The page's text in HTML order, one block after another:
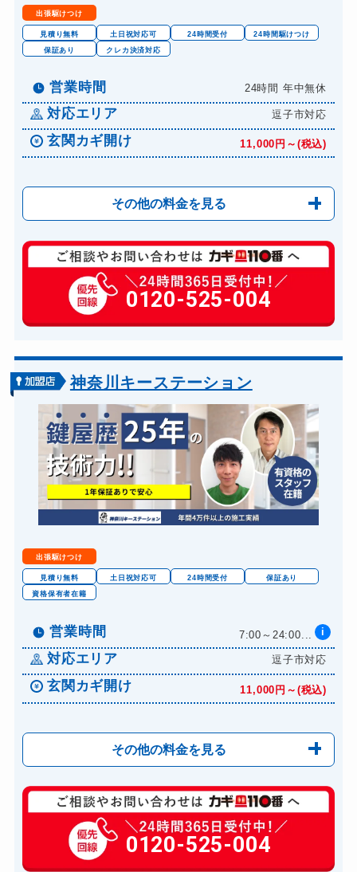
出張駆けつけ
見積り無料 土日祝対応可 24時間受付
24時間駆けつけ
保証あり
クレカ決済対応
営業時間 24時間 年中無休
対応エリア 逗子市対応
玄関カギ開け 11,000円～(税込)
その他の料金を見る
玄関カギ修理 6,600円～(税込)
玄関カギ作成 14,300円～(税込)
玄関カギ交換 14,300円～(税込)
金庫カギ開け 14,300円～(税込)
0120-525-004
神奈川キーステーション
出張駆けつけ
見積り無料 土日祝対応可 24時間受付
保証あり
資格保有者在籍
営業時間 7:00～24:00... i
対応エリア 逗子市対応
玄関カギ開け 11,000円～(税込)
その他の料金を見る
玄関カギ修理 6,600円～(税込)
玄関カギ作成 14,300円～(税込)
玄関カギ交換 14,300円～(税込)
0120-525-004